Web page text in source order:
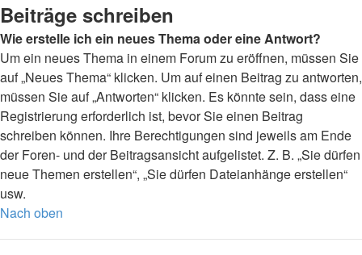
Beiträge schreiben
Wie erstelle ich ein neues Thema oder eine Antwort?
Um ein neues Thema in einem Forum zu eröffnen, müssen Sie
auf „Neues Thema“ klicken. Um auf einen Beitrag zu antworten,
müssen Sie auf „Antworten“ klicken. Es könnte sein, dass eine
Registrierung erforderlich ist, bevor Sie einen Beitrag
schreiben können. Ihre Berechtigungen sind jeweils am Ende
der Foren- und der Beitragsansicht aufgelistet. Z. B. „Sie dürfen
neue Themen erstellen“, „Sie dürfen Dateianhänge erstellen“
usw.
Nach oben